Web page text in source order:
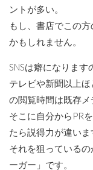
ントが多い。
もし、書店でこの
かもしれません。
SNSは癖になります
テレビや新聞以上
の閲覧時間は既存メ
そこに自分からPR
たら説得力が違いま
それを狙っている
ーガー」です。